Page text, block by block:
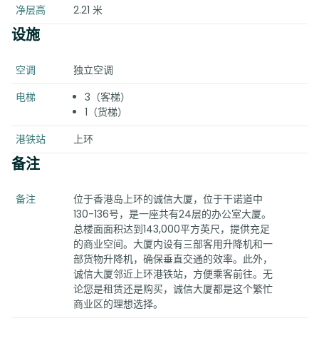
净层高
2.21 米
设施
空调
独立空调
电梯
3（客梯）
1（货梯）
港铁站
上环
备注
备注
位于香港岛上环的诚信大厦，位于干诺道中
130-136号，是一座共有24层的办公室大厦。
总楼面面积达到143,000平方英尺，提供充足
的商业空间。大厦内设有三部客用升降机和一
部货物升降机，确保垂直交通的效率。此外，
诚信大厦邻近上环港铁站，方便乘客前往。无
论您是租赁还是购买，诚信大厦都是这个繁忙
商业区的理想选择。